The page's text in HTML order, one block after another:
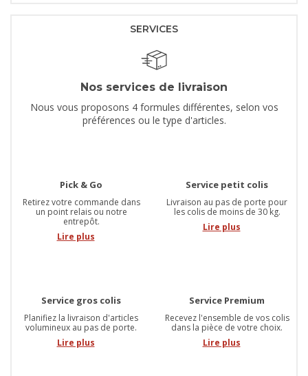
SERVICES
Nos services de livraison
Nous vous proposons 4 formules différentes, selon vos
préférences ou le type d'articles.
Pick & Go
Retirez votre commande dans
un point relais ou notre
entrepôt.
Lire plus
Service petit colis
Livraison au pas de porte pour
les colis de moins de 30 kg.
Lire plus
Service gros colis
Planifiez la livraison d'articles
volumineux au pas de porte.
Lire plus
Service Premium
Recevez l'ensemble de vos colis
dans la pièce de votre choix.
Lire plus